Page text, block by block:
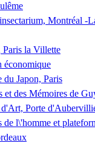
Montréal -
Paris la Villette
économique
du Japon, Paris
et des Mémoires de
Porte
de l\'homme et